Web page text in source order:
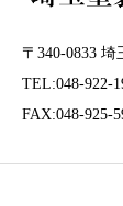
〒340-0833
TEL:048-922-
FAX:048-925-